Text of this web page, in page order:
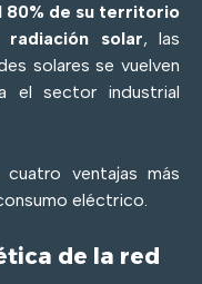
80% de su territorio
solar, las
solares se vuelven
el sector industrial
ventajas más
eléctrico.
de la red